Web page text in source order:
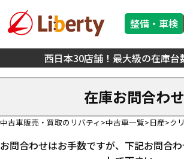
西日本30店舗！最大級の在庫台
整備・車検
在庫お問合わせ
中古車販売・買取のリバティ 中古車一覧 日産 ク
お問合わせはお手数ですが、下記お問合